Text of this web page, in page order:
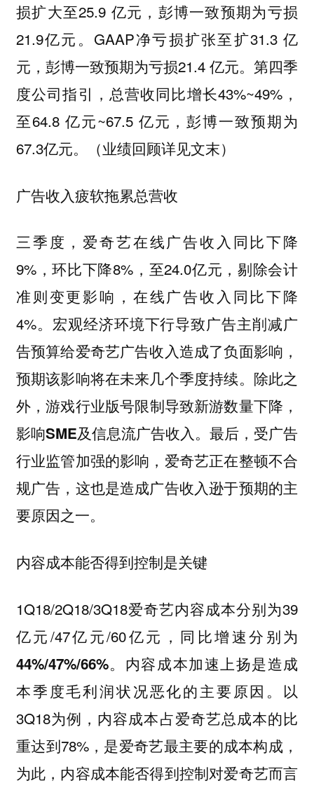
损扩大至25.9 亿元，彭博一致预期为亏损
21.9亿元。GAAP净亏损扩张至扩31.3 亿
元，彭博一致预期为亏损21.4 亿元。第四季
度公司指引，总营收同比增长43%~49%，
至64.8 亿元~67.5 亿元，彭博一致预期为
67.3亿元。（业绩回顾详见文末）
广告收入疲软拖累总营收
三季度，爱奇艺在线广告收入同比下降
9%，环比下降8%，至24.0亿元，剔除会计
准则变更影响，在线广告收入同比下降
4%。 宏观经济环境下行导致广告主削减广
告预算给爱奇艺广告收入造成了负面影响 ，
预期该影响将在未来几个季度持续。除此之
外，游戏行业版号限制导致新游数量下降，
影响SME及信息流广告收入。最后， 受广告
行业监管加强的影响，爱奇艺正在整顿不合
规广告，这也是造成广告收入逊于预期的主
要原因之一。
内容成本能否得到控制是关键
1Q18/2Q18/3Q18爱奇艺内容成本分别为39
亿元/47亿元/60亿元， 同比增速分别为
44%/47%/66%。 内容成本加速上扬是造成
本季度毛利润状况恶化的主要原因。 以
3Q18为例，内容成本占爱奇艺总成本的比
重达到78%，是爱奇艺最主要的成本构成，
为此，内容成本能否得到控制对爱奇艺而言